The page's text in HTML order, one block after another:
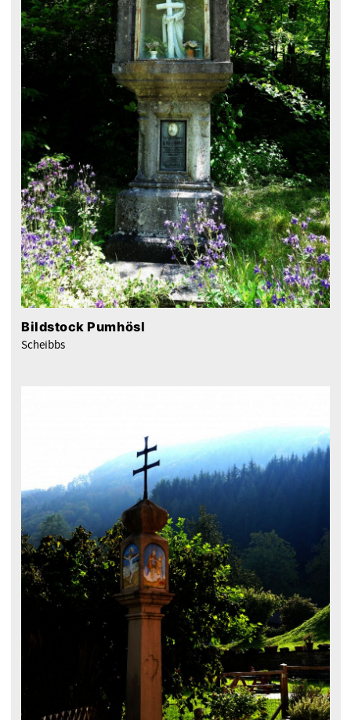
Bildstock Pumhösl
Scheibbs